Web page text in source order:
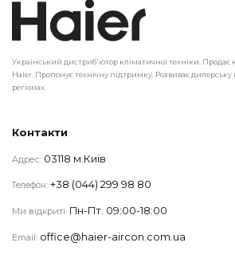
Український дистриб'ютор кліматичної техніки. Продає
Haier. Пропонує технічну підтримку. Розвиває
регіонах.
Контакти
Адрес: 03118 м.Київ
Телефон: +38 (044) 299 98 80
Ми відкриті: Пн-Пт. 09:00-18:00
Email: office@haier-aircon.com.ua